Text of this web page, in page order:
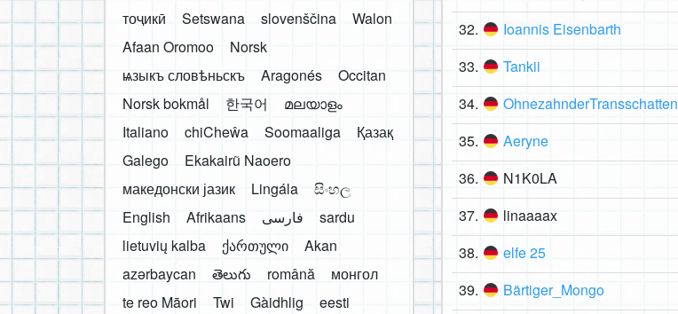
32. Ioannis Eisenbarth
33. Tankii
34. OhnezahnderTransschatten
35. Aeryne
36. N1K0LA
37. linaaaax
38. elfe 25
39. Bärtiger_Mongo
тоҷикӣ
Setswana slovenščina
Walon
Afaan Oromoo
Norsk
ѩзыкъ словѣньскъ
Aragonés
Occitan
Norsk bokmål
한국어
മലയാളം
Italiano
chiCheŵa Soomaaliga
Қазақ
Galego
Ekakairũ Naoero
македонски јазик
Lingála
සිංහල
English
Afrikaans فارسی
sardu
lietuvių kalba
ქართული
Akan
azərbaycan
తెలుగు română
монгол
te reo Māori
Twi Gàidhlig
eesti